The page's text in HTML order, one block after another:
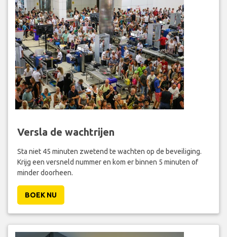
Versla de wachtrijen
Sta niet 45 minuten zwetend te wachten op de beveiliging.
Krijg een versneld nummer en kom er binnen 5 minuten of
minder doorheen.
BOEK NU